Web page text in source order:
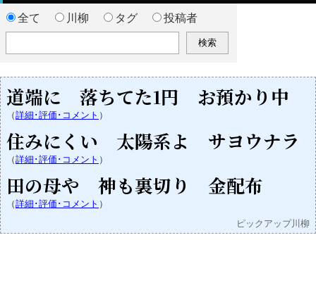
全て 川柳 タグ 投稿者
道端に 落ちてた1円 お預かり中
（詳細･評価･コメント ）
住みにくい 太陽系よ サヨウナラ
（詳細･評価･コメント ）
田の母や 神も裏切り 金配布
（詳細･評価･コメント ）
ピックアップ川柳